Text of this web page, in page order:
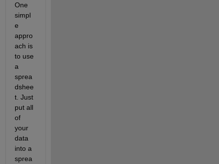
One
simpl
e
appro
ach is
to use
a
sprea
dshee
t. Just
put all
of
your
data
into a
sprea